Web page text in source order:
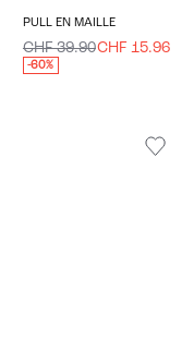
PULL EN MAILLE
CHF 39.90CHF 15.96
-60%